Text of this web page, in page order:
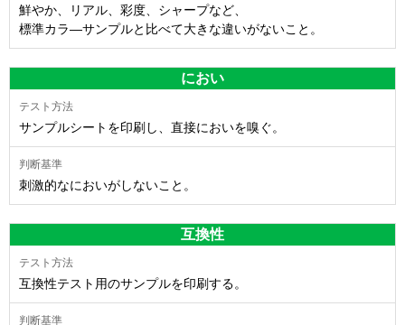
鮮やか、リアル、彩度、シャープなど、
標準カラ―サンプルと比べて大きな違いがないこと。
におい
サンプルシートを印刷し、直接においを嗅ぐ。
刺激的なにおいがしないこと。
互換性
互換性テスト用のサンプルを印刷する。